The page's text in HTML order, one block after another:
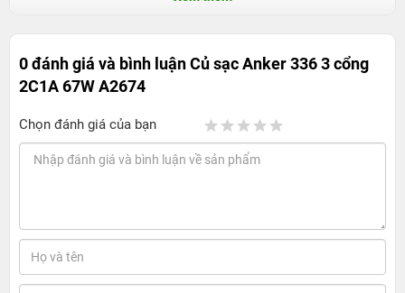
0 đánh giá và bình luậnCủ sạc Anker 336 3 cổng
2C1A 67W A2674
Chọn đánh giá của bạn